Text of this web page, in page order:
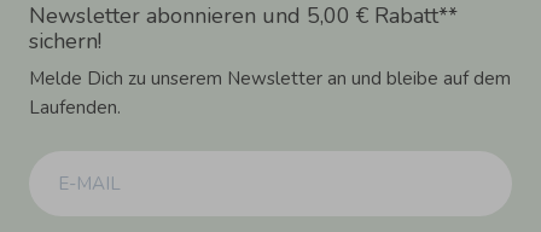
Newsletter abonnieren und 5,00 € Rabatt**
sichern!
Melde Dich zu unserem Newsletter an und bleibe auf dem
Laufenden.